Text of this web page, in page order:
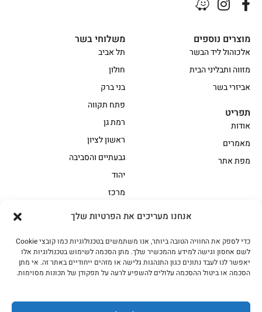
אנחנו מעריכים את הפרטיות שלך
כדי לספק את החוויה הטובה ביותר, אנו משתמשים בטכנולוגיות כמו קובצי Cookie
לשם אחסון וגישה למידע מהמכשיר שלך. מתן הסכמה לשימוש בטכנולוגיות אלו
יאפשר לנו לעבד נתונים כגון התנהגות גלישה או מזהים ייחודיים באתר זה. אי מתן
הסכמה או ביטול ההסכמה עלולים להשפיע לרעה על תפקודן של תכונות מסוימות.
אווז
בשר בקר משובח
בשר בקר עגלה משובח
בשר למעשנת
הודו
חלקים אחוריים
משלוחי בשר
תל אביב
חולון
בני ברק
פתח תקווה
רמת גן
ראשון לציון
גבעתיים והסביבה
יהוד
מרכז
מוצרים נוספים
אלכוהול ליד הבשר
מזווה ותבליני הבית
אביזרי בשר
תפריט
אודות
מאמרים
מפת אתר